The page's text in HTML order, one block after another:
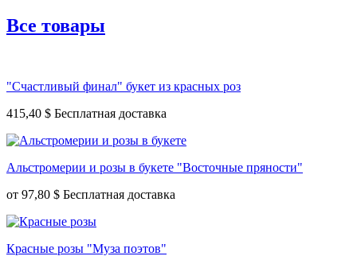
Все товары
"Счастливый финал" букет из красных роз
415,40 $
Альстромерии и розы в букете "Восточные пряности"
от 97,80 $
Красные розы "Муза поэтов"